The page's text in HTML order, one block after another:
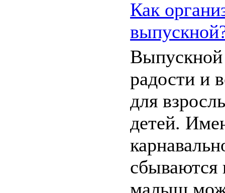
Как
Выпускной
радости и
для
детей.
сбываются